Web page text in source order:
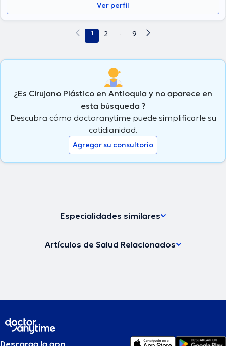
Ver perfil
1 2 ... 9
¿Es Cirujano Plástico en Antioquia y no aparece en
esta búsqueda ?
Descubra cómo doctoranytime puede simplificarle su
cotidianidad.
Agregar su consultorio
Especialidades similares
Artículos de Salud Relacionados